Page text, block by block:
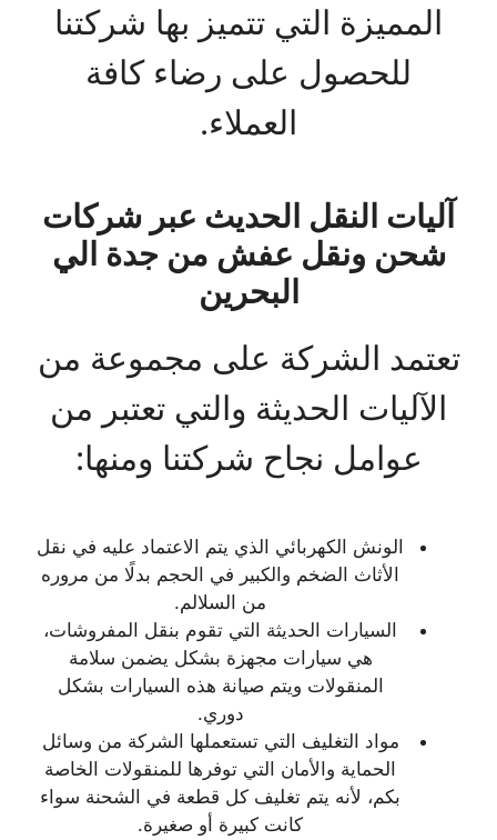
المميزة التي تتميز بها شركتنا
للحصول على رضاء كافة
العملاء.
آليات النقل الحديث عبر شركات
شحن ونقل عفش من جدة الي
البحرين
تعتمد الشركة على مجموعة من
الآليات الحديثة والتي تعتبر من
عوامل نجاح شركتنا ومنها:
الونش الكهربائي الذي يتم الاعتماد عليه في نقل
الأثاث الضخم والكبير في الحجم بدلًا من مروره
من السلالم.
السيارات الحديثة التي تقوم بنقل المفروشات،
هي سيارات مجهزة بشكل يضمن سلامة
المنقولات ويتم صيانة هذه السيارات بشكل
دوري.
مواد التغليف التي تستعملها الشركة من وسائل
الحماية والأمان التي توفرها للمنقولات الخاصة
بكم، لأنه يتم تغليف كل قطعة في الشحنة سواء
كانت كبيرة أو صغيرة.